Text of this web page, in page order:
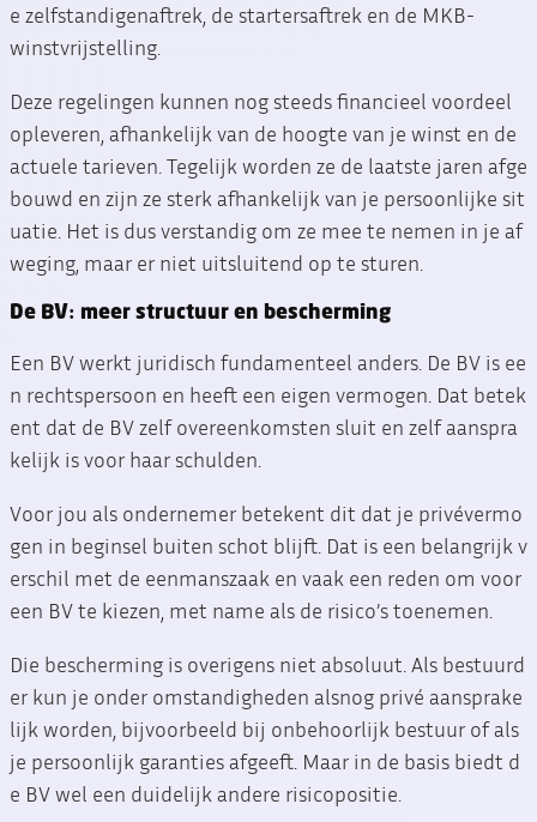
e zelfstandigenaftrek, de startersaftrek en de MKB-
winstvrijstelling.
Deze regelingen kunnen nog steeds financieel voordeel
opleveren, afhankelijk van de hoogte van je winst en de
actuele tarieven. Tegelijk worden ze de laatste jaren afge
bouwd en zijn ze sterk afhankelijk van je persoonlijke sit
uatie. Het is dus verstandig om ze mee te nemen in je af
weging, maar er niet uitsluitend op te sturen.
De BV: meer structuur en bescherming
Een BV werkt juridisch fundamenteel anders. De BV is ee
n rechtspersoon en heeft een eigen vermogen. Dat betek
ent dat de BV zelf overeenkomsten sluit en zelf aanspra
kelijk is voor haar schulden.
Voor jou als ondernemer betekent dit dat je privévermo
gen in beginsel buiten schot blijft. Dat is een belangrijk v
erschil met de eenmanszaak en vaak een reden om voor
een BV te kiezen, met name als de risico’s toenemen.
Die bescherming is overigens niet absoluut. Als bestuurd
er kun je onder omstandigheden alsnog privé aansprake
lijk worden, bijvoorbeeld bij onbehoorlijk bestuur of als
je persoonlijk garanties afgeeft. Maar in de basis biedt d
e BV wel een duidelijk andere risicopositie.